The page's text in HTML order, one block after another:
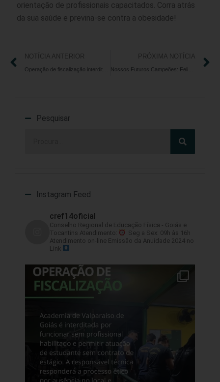
orientação de profissionais capacitados. Corra atrás
da sua saúde e previna-se contra a obesidade!
NOTÍCIA ANTERIOR PRÓXIMA NOTÍCIA
Nossos Futuros Campeões: Feliz Dia das Crianças!
Pesquisar
Instagram Feed
cref14oficial
Conselho Regional de Educação Física - Goiás e
Tocantins Atendimento:
Seg a Sex: 09h às 16h
Atendimento on-line Emissão da Anuidade 2024 no
Link